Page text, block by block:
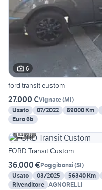
6
ford transit custom
27.000 €Vignate(MI)
Usato
07/2022 89000 Km
Euro 6b
20
FORD Transit Custom
36.000 €Poggibonsi(SI)
Usato
03/2025 56340 Km
Rivenditore AGNORELLI